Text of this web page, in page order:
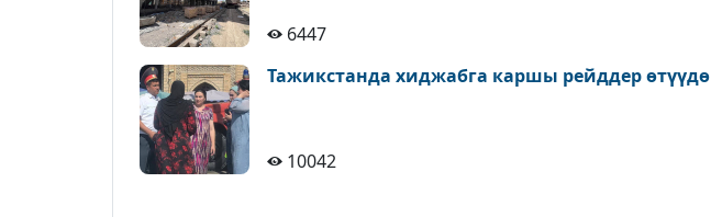
6447
Тажикстанда хиджабга каршы рейддер өтүүдө
10042